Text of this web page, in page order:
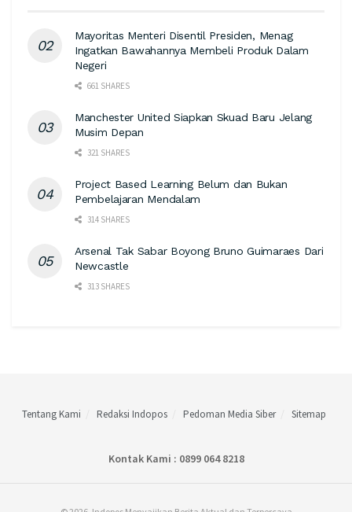
Mayoritas Menteri Disentil Presiden, Menag
Ingatkan Bawahannya Membeli Produk Dalam
Negeri
661 SHARES
Manchester United Siapkan Skuad Baru Jelang
Musim Depan
321 SHARES
Project Based Learning Belum dan Bukan
Pembelajaran Mendalam
314 SHARES
Arsenal Tak Sabar Boyong Bruno Guimaraes Dari
Newcastle
313 SHARES
Tentang Kami Redaksi Indopos Pedoman Media Siber Sitemap
Kontak Kami : 0899 064 8218